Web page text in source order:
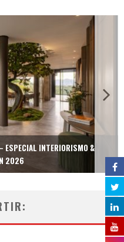
ESPECIAL INTERIORISMO &
2026